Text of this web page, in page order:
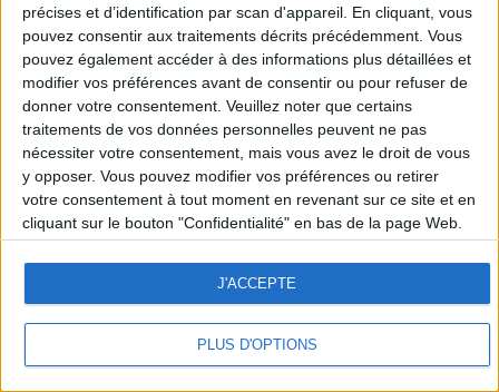
précises et d’identification par scan d'appareil. En cliquant, vous
pouvez consentir aux traitements décrits précédemment. Vous
pouvez également accéder à des informations plus détaillées et
modifier vos préférences avant de consentir ou pour refuser de
donner votre consentement. Veuillez noter que certains
traitements de vos données personnelles peuvent ne pas
nécessiter votre consentement, mais vous avez le droit de vous
y opposer. Vous pouvez modifier vos préférences ou retirer
votre consentement à tout moment en revenant sur ce site et en
cliquant sur le bouton "Confidentialité" en bas de la page Web.
PLUS D'OPTIONS
J'ACCEPTE